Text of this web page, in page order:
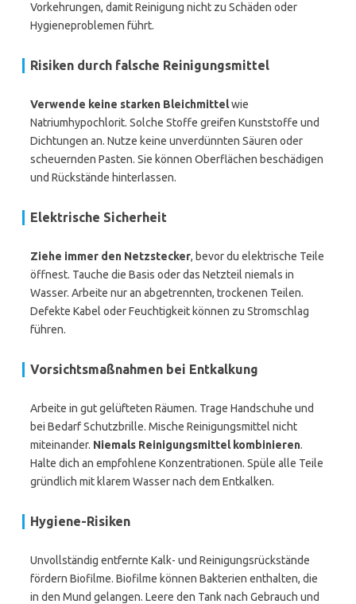
Vorkehrungen, damit Reinigung nicht zu Schäden oder
Hygieneproblemen führt.
Risiken durch falsche Reinigungsmittel
Verwende keine starken Bleichmittelwie
Natriumhypochlorit. Solche Stoffe greifen Kunststoffe und
Dichtungen an. Nutze keine unverdünnten Säuren oder
scheuernden Pasten. Sie können Oberflächen beschädigen
und Rückstände hinterlassen.
Elektrische Sicherheit
Ziehe immer den Netzstecker, bevor du elektrische Teile
öffnest. Tauche die Basis oder das Netzteil niemals in
Wasser. Arbeite nur an abgetrennten, trockenen Teilen.
Defekte Kabel oder Feuchtigkeit können zu Stromschlag
führen.
Vorsichtsmaßnahmen bei Entkalkung
Arbeite in gut gelüfteten Räumen. Trage Handschuhe und
bei Bedarf Schutzbrille. Mische Reinigungsmittel nicht
miteinander. Niemals Reinigungsmittel kombinieren.
Halte dich an empfohlene Konzentrationen. Spüle alle Teile
gründlich mit klarem Wasser nach dem Entkalken.
Hygiene-Risiken
Unvollständig entfernte Kalk- und Reinigungsrückstände
fördern Biofilme. Biofilme können Bakterien enthalten, die
in den Mund gelangen. Leere den Tank nach Gebrauch und